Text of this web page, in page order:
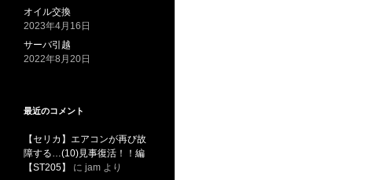
オイル交換
2023年4月16日
サーバ引越
2022年8月20日
最近のコメント
【セリカ】エアコンが再び故
障する…(10)見事復活！！編
【ST205】
に jam より